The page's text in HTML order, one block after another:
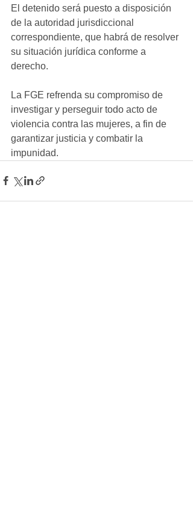
El detenido será puesto a disposición
de la autoridad jurisdiccional
correspondiente, que habrá de resolver
su situación jurídica conforme a
derecho.
La FGE refrenda su compromiso de
investigar y perseguir todo acto de
violencia contra las mujeres, a fin de
garantizar justicia y combatir la
impunidad.